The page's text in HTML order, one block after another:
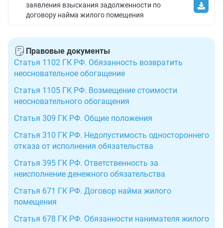
заявления взыскания задолженности по
договору найма жилого помещения
Правовые документы
Статья 1102 ГК РФ. Обязанность возвратить
неосновательное обогащение
Статья 1105 ГК РФ. Возмещение стоимости
неосновательного обогащения
Статья 309 ГК РФ. Общие положения
Статья 310 ГК РФ. Недопустимость одностороннего
отказа от исполнения обязательства
Статья 395 ГК РФ. Ответственность за
неисполнение денежного обязательства
Статья 671 ГК РФ. Договор найма жилого
помещения
Статья 678 ГК РФ. Обязанности нанимателя жилого